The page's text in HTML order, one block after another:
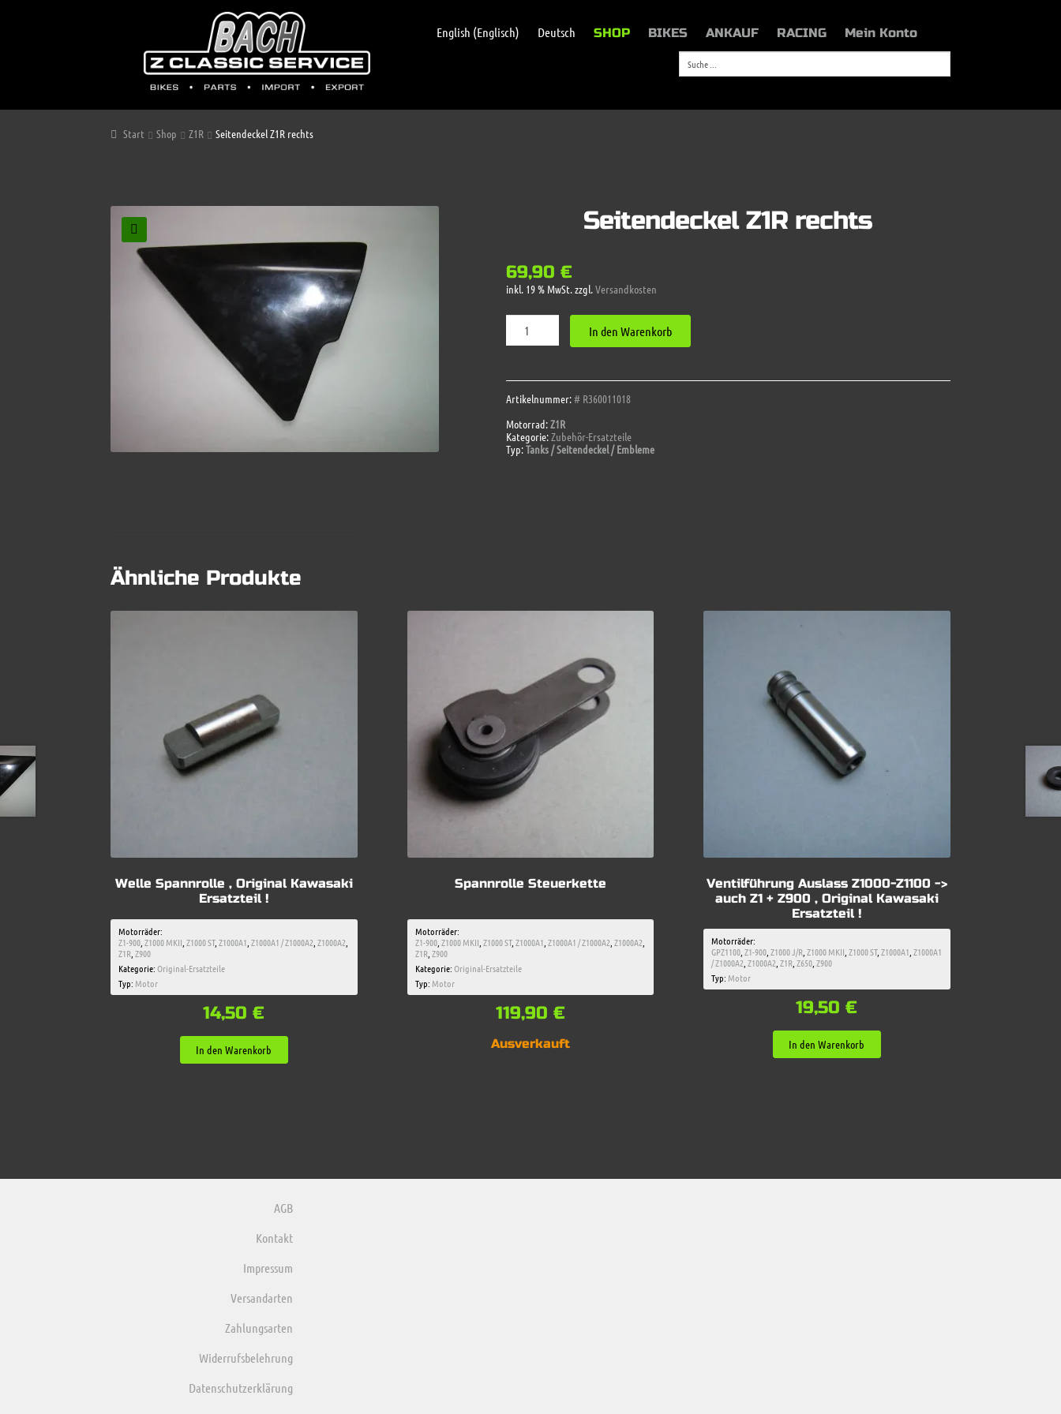
English (Englisch) Deutsch SHOP BIKES ANKAUF RACING Mein Konto
Start Shop Z1R Seitendeckel Z1R rechts
🔍
Seitendeckel Z1R rechts
69,90 €
inkl. 19 % MwSt.zzgl.Versandkosten
In den Warenkorb
Artikelnummer:# R360011018
Motorrad:Z1R
Kategorie:Zubehör-Ersatzteile
Typ:Tanks / Seitendeckel / Embleme
Ähnliche Produkte
Welle Spannrolle , Original Kawasaki
Ersatzteil !
Motorräder:
Z1-900 ,Z1000 MKII ,Z1000 ST,Z1000A1 ,Z1000A1 / Z1000A2 ,Z1000A2
Z1R ,Z900
Kategorie:Original-Ersatzteile
Typ: Motor
14,50€
In den Warenkorb
Spannrolle Steuerkette
Motorräder:
Z1-900, Z1000 MKII Z1000 ST, Z1000A1 Z1000A1 / Z1000A2 Z1000A2
Z1R, Z900
Kategorie:Original-Ersatzteile
Typ: Motor
119,90 €
Ausverkauft
Ventilführung Auslass Z1000-Z1100 ->
auch Z1 + Z900 , Original Kawasaki
Ersatzteil !
Motorräder:
GPZ1100 ,Z1-900 ,Z1000 J/R ,Z1000 MKII ,Z1000 ST,Z1000A1 ,Z1000A1
/ Z1000A2 ,Z1000A2 ,Z1R ,Z650 ,Z900
Typ: Motor
19,50€
In den Warenkorb
AGB
Kontakt
Impressum
Versandarten
Zahlungsarten
Widerrufsbelehrung
Datenschutzerklärung